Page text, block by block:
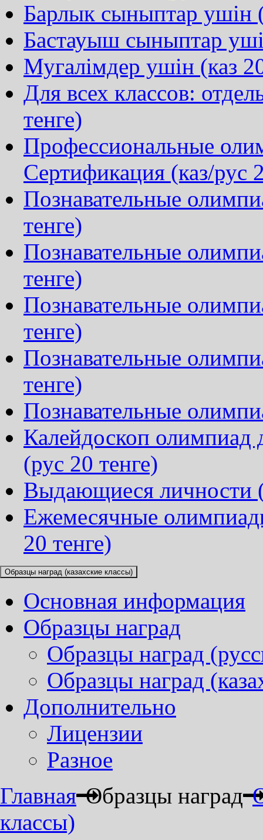
Барлык сыныптар ушін
Бастауыш сыныптар
Мугалімдер ушін (каз
Для всех классов:
тенге)
Профессиональные
Сертификация (каз/рус
Познавательные
тенге)
Познавательные
тенге)
Познавательные
тенге)
Познавательные
тенге)
Познавательные
Калейдоскоп олимпиад
(рус 20 тенге)
Выдающиеся личности
Ежемесячные
20 тенге)
Образцы наград (казахские классы)
Основная информация
Образцы наград
Образцы наград
Образцы наград
Дополнительно
Лицензии
Разное
Главная Образцы наград
классы)